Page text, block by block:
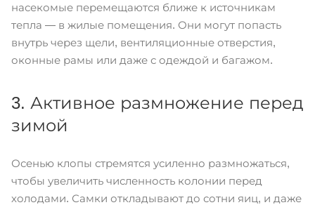
насекомые перемещаются ближе к источникам
тепла — в жилые помещения. Они могут попасть
внутрь через щели, вентиляционные отверстия,
оконные рамы или даже с одеждой и багажом.
3. Активное размножение перед
зимой
Осенью клопы стремятся усиленно размножаться,
чтобы увеличить численность колонии перед
холодами. Самки откладывают до сотни яиц, и даже